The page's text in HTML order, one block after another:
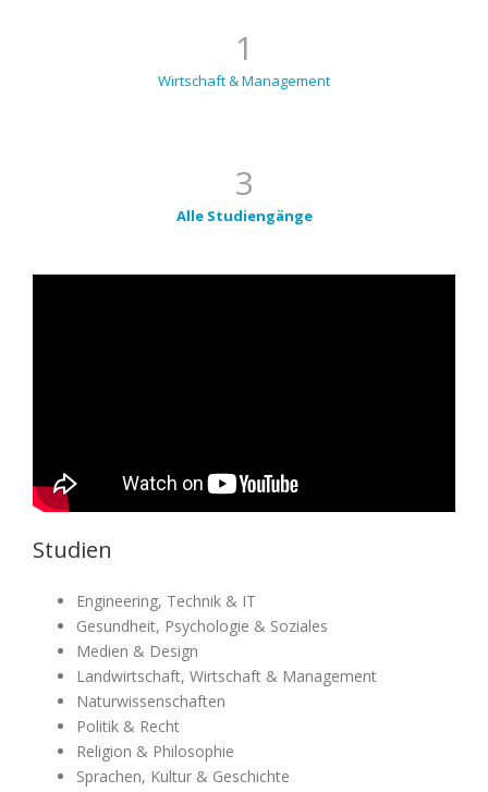
1
Wirtschaft & Management
3
Alle Studiengänge
Studien
Engineering, Technik & IT
Gesundheit, Psychologie & Soziales
Medien & Design
Landwirtschaft, Wirtschaft & Management
Naturwissenschaften
Politik & Recht
Religion & Philosophie
Sprachen, Kultur & Geschichte